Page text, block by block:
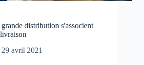
distribution s'associent
29 avril 2021